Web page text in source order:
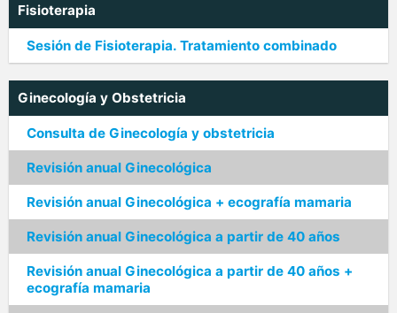
Fisioterapia
Sesión de Fisioterapia. Tratamiento combinado
Ginecología y Obstetricia
Consulta de Ginecología y obstetricia
Revisión anual Ginecológica
Revisión anual Ginecológica + ecografía mamaria
Revisión anual Ginecológica a partir de 40 años
Revisión anual Ginecológica a partir de 40 años +
ecografía mamaria